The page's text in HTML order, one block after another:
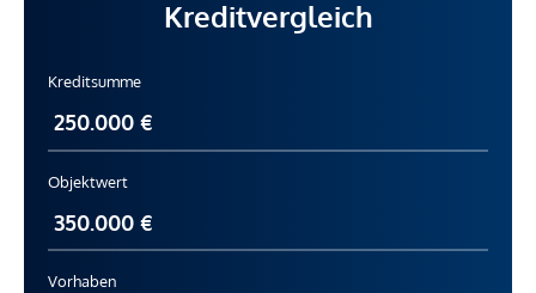
Kreditvergleich
Kreditsumme
Objektwert
Vorhaben